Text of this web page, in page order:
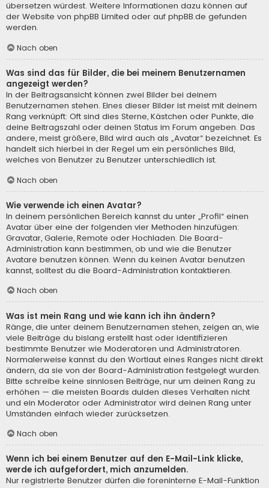
übersetzen würdest. Weitere Informationen dazu können auf
der Website von phpBB Limited oder auf phpBB.de gefunden
werden.
Nach oben
Was sind das für Bilder, die bei meinem Benutzernamen
angezeigt werden?
In der Beitragsansicht können zwei Bilder bei deinem
Benutzernamen stehen. Eines dieser Bilder ist meist mit deinem
Rang verknüpft: Oft sind dies Sterne, Kästchen oder Punkte, die
deine Beitragszahl oder deinen Status im Forum angeben. Das
andere, meist größere, Bild wird auch als „Avatar“ bezeichnet. Es
handelt sich hierbei in der Regel um ein persönliches Bild,
welches von Benutzer zu Benutzer unterschiedlich ist.
Nach oben
Wie verwende ich einen Avatar?
In deinem persönlichen Bereich kannst du unter „Profil“ einen
Avatar über eine der folgenden vier Methoden hinzufügen:
Gravatar, Galerie, Remote oder Hochladen. Die Board-
Administration kann bestimmen, ob und wie die Benutzer
Avatare benutzen können. Wenn du keinen Avatar benutzen
kannst, solltest du die Board-Administration kontaktieren.
Nach oben
Was ist mein Rang und wie kann ich ihn ändern?
Ränge, die unter deinem Benutzernamen stehen, zeigen an, wie
viele Beiträge du bislang erstellt hast oder identifizieren
bestimmte Benutzer wie Moderatoren und Administratoren.
Normalerweise kannst du den Wortlaut eines Ranges nicht direkt
ändern, da sie von der Board-Administration festgelegt wurden.
Bitte schreibe keine sinnlosen Beiträge, nur um deinen Rang zu
erhöhen — die meisten Boards dulden dieses Verhalten nicht
und ein Moderator oder Administrator wird deinen Rang unter
Umständen einfach wieder zurücksetzen.
Nach oben
Wenn ich bei einem Benutzer auf den E-Mail-Link klicke,
werde ich aufgefordert, mich anzumelden.
Nur registrierte Benutzer dürfen die foreninterne E-Mail-Funktion